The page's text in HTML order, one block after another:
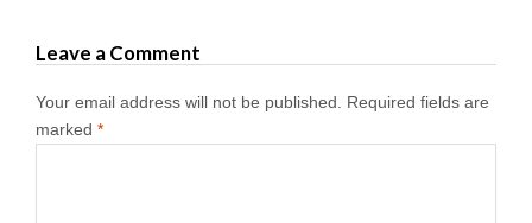
Leave a Comment
Your email address will not be published.
Required fields are
marked *